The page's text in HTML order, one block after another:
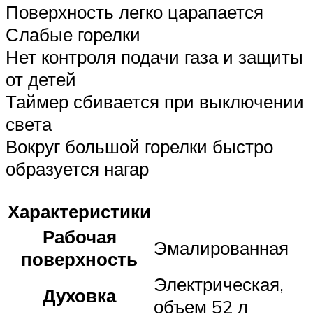
Поверхность легко царапается
Слабые горелки
Нет контроля подачи газа и защиты
от детей
Таймер сбивается при выключении
света
Вокруг большой горелки быстро
образуется нагар
Характеристики
Рабочая
поверхность
Эмалированная
Духовка
Электрическая,
объем 52 л